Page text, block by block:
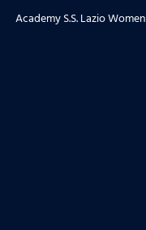
Academy S.S. Lazio Women